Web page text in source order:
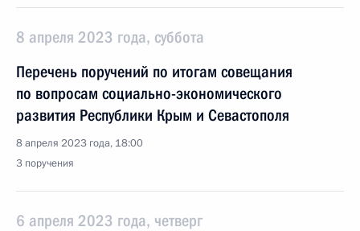
8 апреля 2023 года, суббота
Перечень поручений по итогам совещания
по вопросам социально-экономического
развития Республики Крым и Севастополя
8 апреля 2023 года, 18:00
3 поручения
6 апреля 2023 года, четверг